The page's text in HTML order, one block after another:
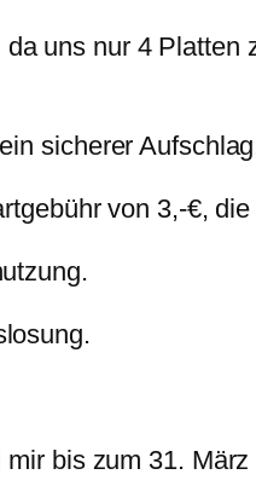
uns nur 4
sicherer
von 3,-€,
bis zum 31.